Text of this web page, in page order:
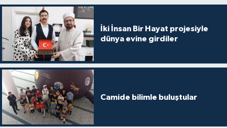
İki İnsan Bir Hayat projesiyle
dünya evine girdiler
Camide bilimle buluştular
Isparta Müftülüğü
İstanbul Müftülüğü
İzmir Müftülüğü
Kahramanmaraş Müftülüğü
Karabük Müftülüğü